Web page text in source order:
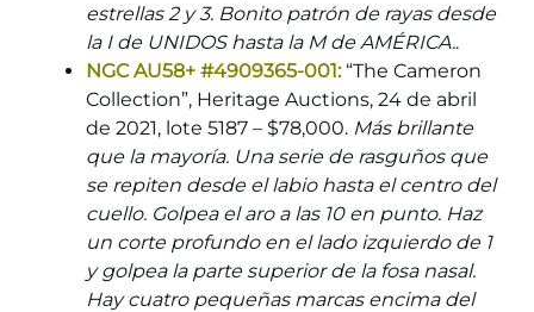
estrellas 2 y 3. Bonito patrón de rayas desde
la I de UNIDOS hasta la M de AMÉRICA..
NGC AU58+ #4909365-001:“The Cameron
Collection”, Heritage Auctions, 24 de abril
de 2021, lote 5187 – $78,000. Más brillante
que la mayoría. Una serie de rasguños que
se repiten desde el labio hasta el centro del
cuello. Golpea el aro a las 10 en punto. Haz
un corte profundo en el lado izquierdo de 1
y golpea la parte superior de la fosa nasal.
Hay cuatro pequeñas marcas encima del